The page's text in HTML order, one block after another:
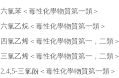
六氯苯＜毒性化學物質第一類＞
六氯乙烷＜毒性化學物質第一類＞
四氯乙烯＜毒性化學物質第一，二類＞
三氯乙烯＜毒性化學物質第一，二類＞
2,4,5-三氯酚＜毒性化學物質第一類＞